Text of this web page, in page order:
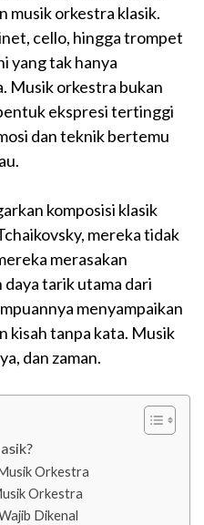
musik orkestra klasik.
cello, hingga trompet
yang tak hanya
Musik orkestra bukan
ekspresi tertinggi
dan teknik bertemu
komposisi klasik
mereka tidak
merasakan
daya tarik utama dari
menyampaikan
kisah tanpa kata. Musik
dan zaman.
Orkestra
Orkestra
Dikenal